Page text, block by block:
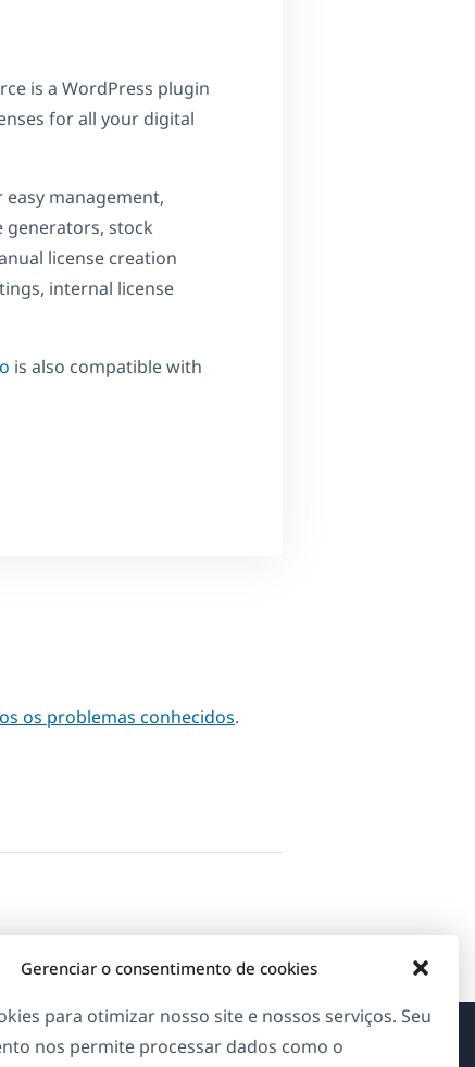
Gerenciar o consentimento de cookies
para otimizar nosso site e nossos serviços. Seu
nos permite processar dados como o
is a WordPress plugin
for all your digital
management,
generators, stock
license creation
internal license
is also compatible with
os problemas conhecidos.